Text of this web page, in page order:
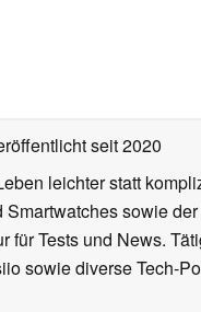
seit 2020
leichter statt
sowie
Tests und News.
sowie diverse Tech-